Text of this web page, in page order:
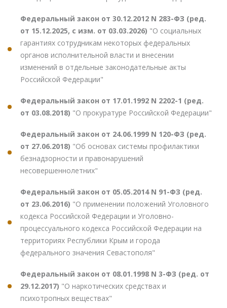
Федеральный закон от 30.12.2012 N 283-ФЗ (ред.
от 15.12.2025, с изм. от 03.03.2026) "О социальных
гарантиях сотрудникам некоторых федеральных
органов исполнительной власти и внесении
изменений в отдельные законодательные акты
Российской Федерации"
Федеральный закон от 17.01.1992 N 2202-1 (ред.
от 03.08.2018) "О прокуратуре Российской Федерации"
Федеральный закон от 24.06.1999 N 120-ФЗ (ред.
от 27.06.2018) "Об основах системы профилактики
безнадзорности и правонарушений
несовершеннолетних"
Федеральный закон от 05.05.2014 N 91-ФЗ (ред.
от 23.06.2016) "О применении положений Уголовного
кодекса Российской Федерации и Уголовно-
процессуального кодекса Российской Федерации на
территориях Республики Крым и города
федерального значения Севастополя"
Федеральный закон от 08.01.1998 N 3-ФЗ (ред. от
29.12.2017) "О наркотических средствах и
психотропных веществах"